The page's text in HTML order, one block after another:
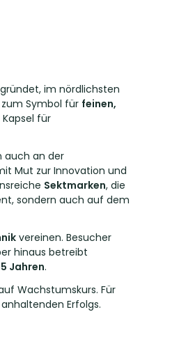
im nördlichsten
Symbol für feinen,
für
auch an der
Mut zur Innovation und
Sektmarken, die
sondern auch auf dem
vereinen. Besucher
hinaus betreibt
Jahren.
Wachstumskurs. Für
Erfolgs.